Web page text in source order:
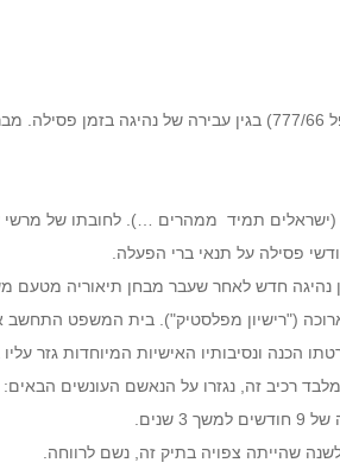
מרשי, בעל עבר תעבורתי מכביד, הועמד לדין בפני בית המשפט לתעבורה ברמלה (תקי פל 777/66) בגין עבירה של נהיגה בזמן
ונהג במכוניתו לאחר 4 חודשי פסילה בלבד (ישראלים תמיד ממהרים …). לחובתו של
נהיגה חדש לאחר שעבר מבחן תיאוריה מטעם
נהיגה תקף לתקופה ארוכה ("רישיון מפלסטיק"). בית המשפט
ולאור חרטתו הכנה ונסיבותיו האישיות המיוחדות גזר
מלבד רכיב זה, נגזרו על הנאשם העונשים
שהייתה צפויה בתיק זה, נשם לרווחה.